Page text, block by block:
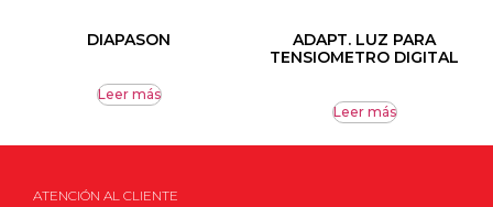
DIAPASON
Leer más
ADAPT. LUZ PARA
TENSIOMETRO DIGITAL
Leer más
ATENCIÓN AL CLIENTE